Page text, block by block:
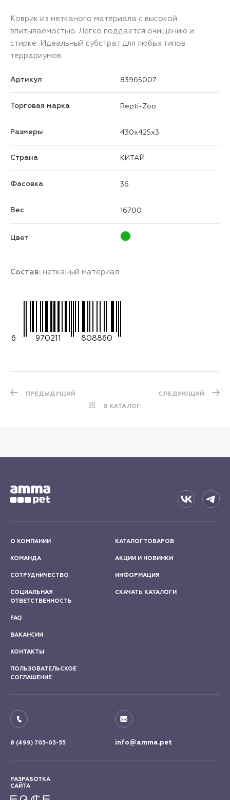
Коврик из нетканого материала с высокой
впитываемостью. Легко поддается очищению и
стирке. Идеальный субстрат для любых типов
террариумов
Артикул 83965007
Торговая марка Repti-Zoo
Размеры 430x425x3
Страна КИТАЙ
Фасовка 36
Вес 167.00
Цвет
Состав: нетканый материал
6 970211 808860
ПРЕДЫДУЩИЙ
В КАТАЛОГ
СЛЕДУЮЩИЙ
О КОМПАНИИ
КОМАНДА
СОТРУДНИЧЕСТВО
СОЦИАЛЬНАЯ
ОТВЕТСТВЕННОСТЬ
КАТАЛОГ ТОВАРОВ
АКЦИИ И НОВИНКИ
ИНФОРМАЦИЯ
СКАЧАТЬ КАТАЛОГИ
FAQ
ВАКАНСИИ
КОНТАКТЫ
ПОЛЬЗОВАТЕЛЬСКОЕ
СОГЛАШЕНИЕ
8 (499) 705-03-55 info@amma.pet
РАЗРАБОТКА
САЙТА